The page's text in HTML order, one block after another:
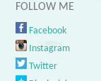
FOLLOW ME
Facebook
Instagram
Twitter